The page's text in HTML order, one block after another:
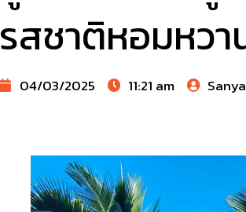
รสชาติหอมหวา
04/03/2025 11:21 am Sanya